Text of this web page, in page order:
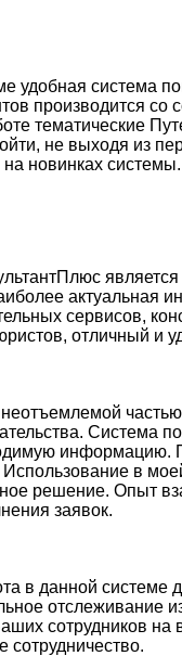
удобная система
производится со
тематические
не выходя из
новинках системы.
актуальная
сервисов,
отличный и
Система
в
решение. Опыт
заявок.
в данной системе
отслеживание
сотрудников